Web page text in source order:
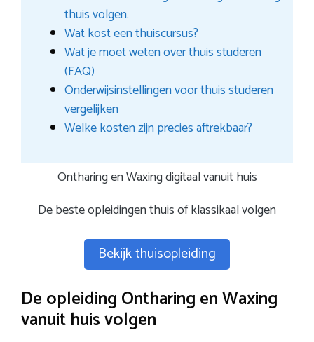
thuis volgen.
Wat kost een thuiscursus?
Wat je moet weten over thuis studeren
(FAQ)
Onderwijsinstellingen voor thuis studeren
vergelijken
Welke kosten zijn precies aftrekbaar?
Ontharing en Waxing digitaal vanuit huis
De beste opleidingen thuis of klassikaal volgen
Bekijk thuisopleiding
De opleiding Ontharing en Waxing
vanuit huis volgen